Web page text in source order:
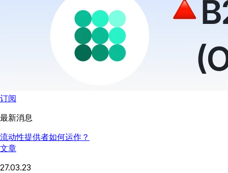
订阅
最新消息
流动性提供者如何运作？
文章
27.03.23